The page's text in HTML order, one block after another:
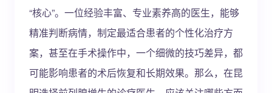
“核心”。一位经验丰富、专业素养高的医生，能够
精准判断病情，制定最适合患者的个性化治疗方
案，甚至在手术操作中，一个细微的技巧差异，都
可能影响患者的术后恢复和长期效果。那么，在昆